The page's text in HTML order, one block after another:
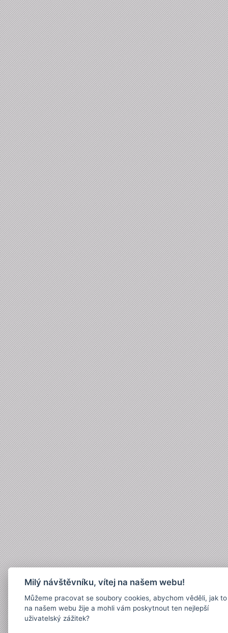
Milý návštěvníku, vítej na našem webu!
Můžeme pracovat se soubory cookies, abychom věděli, jak to
na našem webu žije a mohli vám poskytnout ten nejlepší
uživatelský zážitek?